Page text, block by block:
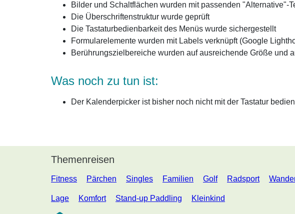
Bilder und Schaltflächen wurden mit passenden "Alternative"-
Die Überschriftenstruktur wurde geprüft
Die Tastaturbedienbarkeit des Menüs wurde sichergestellt
Formularelemente wurden mit Labels verknüpft (Google
Berührungszielbereiche wurden auf ausreichende Größe und
Was noch zu tun ist:
Der Kalenderpicker ist bisher noch nicht mit der Tastatur
Themenreisen
Fitness Pärchen Singles Familien Golf Radsport
Lage Komfort Stand-up Paddling Kleinkind